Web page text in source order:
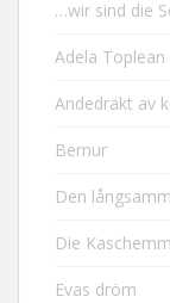
…wir sind die
Adela Toplean
Andedräkt av
Bernur
Den
Die
Evas dröm